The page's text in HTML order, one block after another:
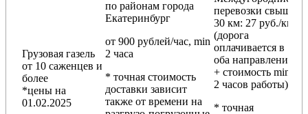
Грузовая газель
от 10 саженцев и
более
*цены на
01.02.2025
по районам города
Екатеринбург
от 900 рублей/час, min
2 часа
* точная стоимость
доставки зависит
также от времени на
перевозки свыше
30 км: 27 руб./км
(дорога
оплачивается в
оба направления
+ стоимость min
2 часов работы)
* точная